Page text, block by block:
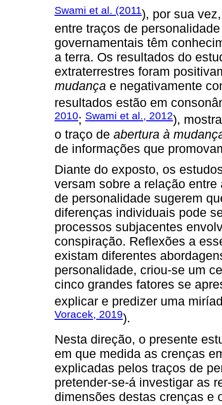
Swami et al. (2011), por sua
entre traços de
governamentais têm
a terra. Os resultados do
extraterrestres foram
mudança e negativamente
resultados estão em
2010; Swami et al., 2012),
o traço de abertura à
de informações que
Diante do exposto, os
versam sobre a relação
de personalidade sugerem
diferenças individuais pode
processos subjacentes
conspiração. Reflexões a
existam diferentes
personalidade, criou-se um
cinco grandes fatores se
explicar e predizer uma
Voracek, 2019).
Nesta direção, o presente
em que medida as crenças
explicadas pelos traços de
pretender-se-á investigar as
dimensões destas crenças e